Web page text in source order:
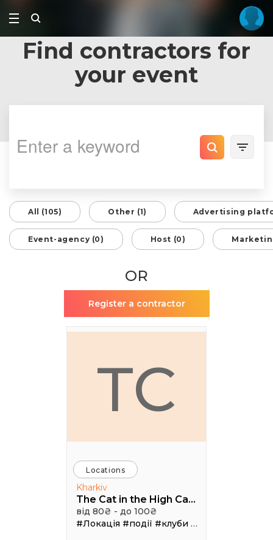
Find contractors for
your event
All (105) Other (1) Advertising
Event-agency (0) Host (0)
OR
Register a contractor
TC
Locations
Kharkiv
The Cat in the High Castle
від 80₴ - до 100₴
#Локація #події #клуби #Зал